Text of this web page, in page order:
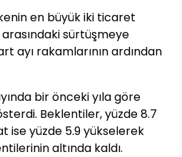
en büyük iki ticaret
sürtüşmeye
ayı rakamlarının ardından
bir önceki yıla göre
Beklentiler, yüzde 8.7
ise yüzde 5.9 yükselerek
altında kaldı.